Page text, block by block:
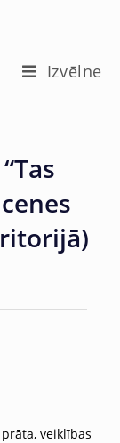
Izvēlne
prāta, veiklības